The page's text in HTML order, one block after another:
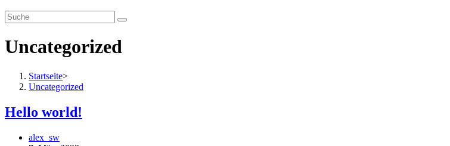
umschalten
Uncategorized
Startseite>
Uncategorized
Hello world!
Beitrags-
alex_sw